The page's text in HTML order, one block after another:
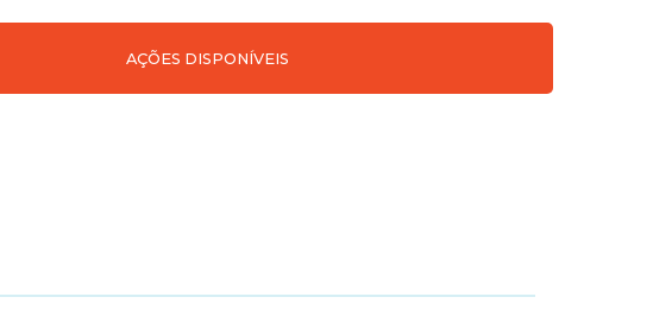
AÇÕES DISPONÍVEIS